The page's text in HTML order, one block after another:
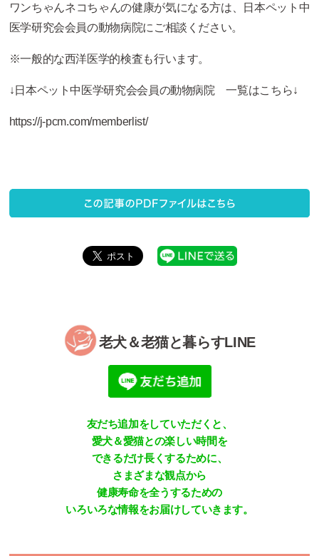
ワンちゃんネコちゃんの健康が気になる方は、日本ペット中
医学研究会会員の動物病院にご相談ください。
※一般的な西洋医学的検査も行います。
↓日本ペット中医学研究会会員の動物病院 一覧はこちら↓
https://j-pcm.com/memberlist/
老犬＆老猫と暮らすLINE
友だち追加をしていただくと、
愛犬＆愛猫との楽しい時間を
できるだけ長くするために、
さまざまな観点から
健康寿命を全うするための
いろいろな情報をお届けしていきます。